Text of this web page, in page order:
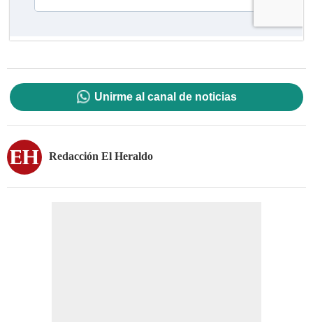
Unirme al canal de noticias
Redacción El Heraldo